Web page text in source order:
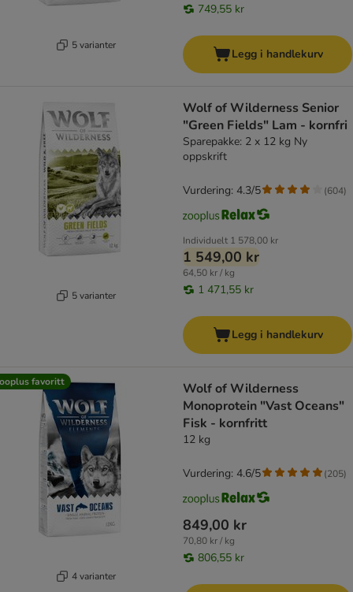
5 varianter
749,55 kr
Legg i handlekurv
5 varianter
Wolf of Wilderness Senior
"Green Fields" Lam - kornfri
Sparepakke: 2 x 12 kg Ny
oppskrift
Individuelt 1 578,00 kr
1 549,00 kr
64,50 kr / kg
1 471,55 kr
Vurdering: 4.3/5 (604)
Legg i handlekurv
favoritt
4 varianter
Wolf of Wilderness
Monoprotein "Vast Oceans"
Fisk - kornfritt
12 kg
849,00 kr
70,80 kr / kg
806,55 kr
Vurdering: 4.6/5 (205)